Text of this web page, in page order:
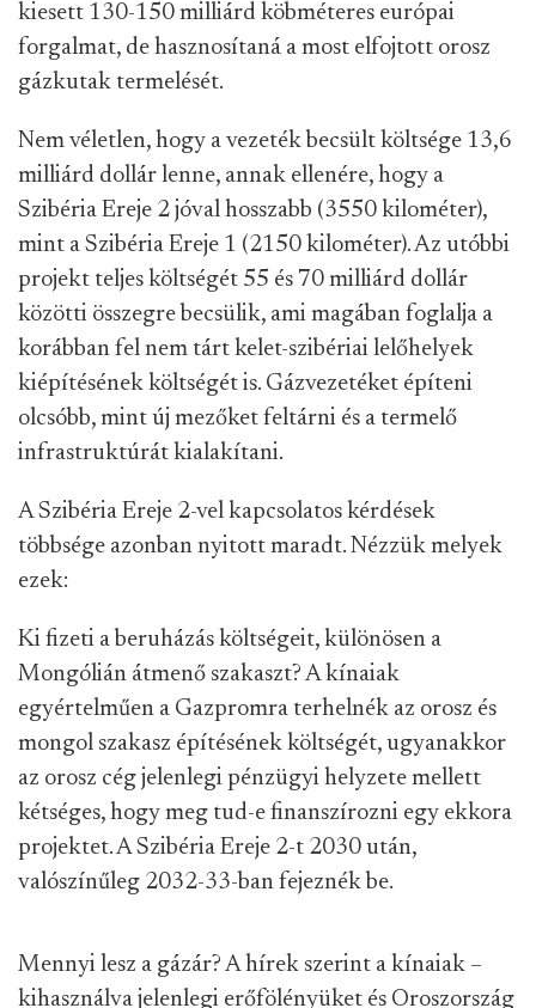
kiesett 130-150 milliárd köbméteres európai
forgalmat, de hasznosítaná a most elfojtott orosz
gázkutak termelését.
Nem véletlen, hogy a vezeték becsült költsége 13,6
milliárd dollár lenne, annak ellenére, hogy a
Szibéria Ereje 2 jóval hosszabb (3550 kilométer),
mint a Szibéria Ereje 1 (2150 kilométer). Az utóbbi
projekt teljes költségét 55 és 70 milliárd dollár
közötti összegre becsülik, ami magában foglalja a
korábban fel nem tárt kelet-szibériai lelőhelyek
kiépítésének költségét is. Gázvezetéket építeni
olcsóbb, mint új mezőket feltárni és a termelő
infrastruktúrát kialakítani.
A Szibéria Ereje 2-vel kapcsolatos kérdések
többsége azonban nyitott maradt. Nézzük melyek
ezek:
Ki fizeti a beruházás költségeit, különösen a
Mongólián átmenő szakaszt? A kínaiak
egyértelműen a Gazpromra terhelnék az orosz és
mongol szakasz építésének költségét, ugyanakkor
az orosz cég jelenlegi pénzügyi helyzete mellett
kétséges, hogy meg tud-e finanszírozni egy ekkora
projektet. A Szibéria Ereje 2-t 2030 után,
valószínűleg 2032-33-ban fejeznék be.
Mennyi lesz a gázár? A hírek szerint a kínaiak –
kihasználva jelenlegi erőfölényüket és Oroszország